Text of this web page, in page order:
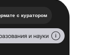
с куратором